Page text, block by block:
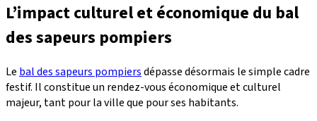
L’impact culturel et économique du bal
des sapeurs pompiers
Le bal des sapeurs pompiersdépasse désormais le simple cadre
festif. Il constitue un rendez-vous économique et culturel
majeur, tant pour la ville que pour ses habitants.